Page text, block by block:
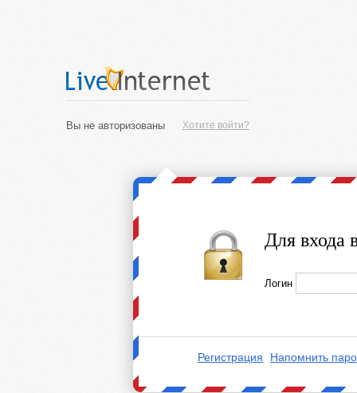
Хотите войти?
Вы не авторизованы
Для входа
Логин
Регистрация Напомнить